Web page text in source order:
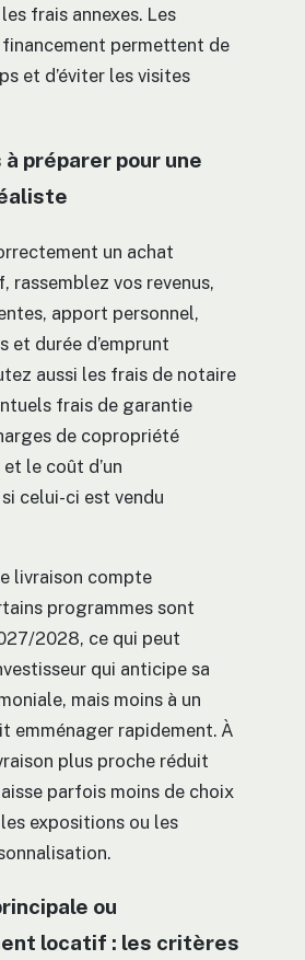
frais annexes. Les
permettent de
et d’éviter les visites
préparer pour une
un achat
rassemblez vos revenus,
apport personnel,
et durée d’emprunt
aussi les frais de notaire
frais de garantie
de copropriété
le coût d’un
celui-ci est vendu
livraison compte
programmes sont
2028, ce qui peut
qui anticipe sa
mais moins à un
emménager rapidement. À
plus proche réduit
parfois moins de choix
expositions ou les
ou
locatif : les critères